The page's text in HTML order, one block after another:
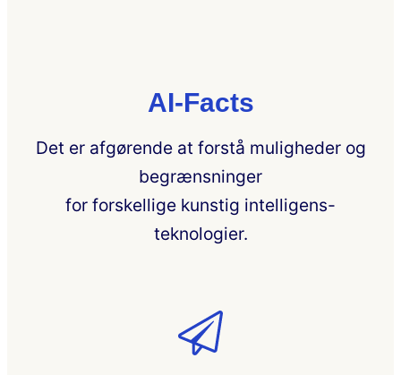
AI-Facts
Det er afgørende at forstå muligheder og
begrænsninger
for forskellige kunstig intelligens-
teknologier.